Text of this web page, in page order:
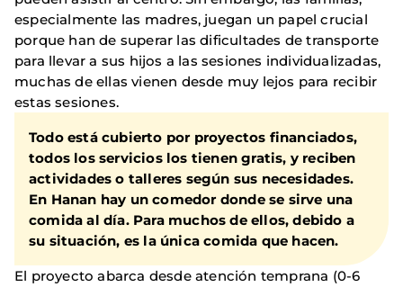
especialmente las madres, juegan un papel crucial
porque han de superar las dificultades de transporte
para llevar a sus hijos a las sesiones individualizadas,
muchas de ellas vienen desde muy lejos para recibir
estas sesiones.
Todo está cubierto por proyectos financiados,
todos los servicios los tienen gratis, y reciben
actividades o talleres según sus necesidades.
En Hanan hay un comedor donde se sirve una
comida al día. Para muchos de ellos, debido a
su situación, es la única comida que hacen.
El proyecto abarca desde atención temprana (0-6